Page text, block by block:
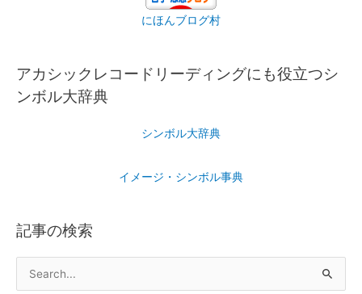
にほんブログ村
アカシックレコードリーディングにも役立つシ
ンボル大辞典
シンボル大辞典
イメージ・シンボル事典
記事の検索